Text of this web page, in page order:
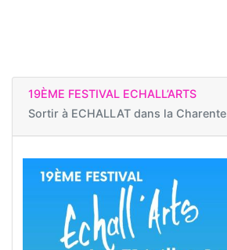
19ÈME FESTIVAL ECHALL’ARTS
Sortir à ECHALLAT dans la Charente